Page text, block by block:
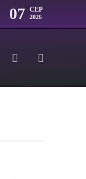
07 СЕР
2026